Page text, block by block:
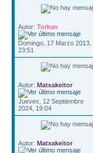
Autor: Torkan
Domingo, 17 Marzo 2013,
23:51
Autor: Matxakeitor
Jueves, 12 Septiembre
2024, 19:04
Autor: Matxakeitor